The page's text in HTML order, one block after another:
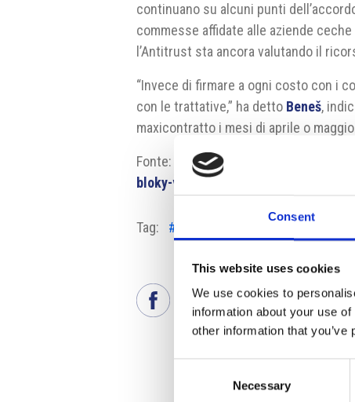
Consent
This website uses cookies
We use cookies to
information about your use
other information that
Necessary
continuano su alcuni punti
commesse affidate alle aziende
l’Antitrust sta ancora valutando il
“Invece di firmare a ogni costo con i
con le trattative,” ha detto Beneš,
maxicontratto i mesi di aprile o
Fonte:
https://www.novinky.cz/
bloky-v-dukovanech-se-asi-opozdi-
Tag: #ČEZ